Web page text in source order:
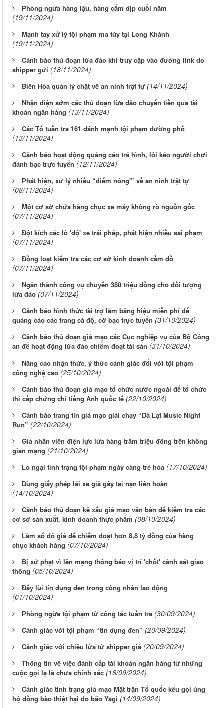
Phòng ngừa hàng lậu, hàng cấm dịp cuối năm
(19/11/2024)
Mạnh tay xử lý tội phạm ma túy tại Long Khánh
(19/11/2024)
Cảnh báo thủ đoạn lừa đảo khi truy cập vào đường link do
shipper gửi (18/11/2024)
Biên Hòa quản lý chặt về an ninh trật tự (14/11/2024)
Nhận diện sớm các thủ đoạn lừa đảo chuyển tiền qua tài
khoản ngân hàng (13/11/2024)
Các Tổ tuần tra 161 đánh mạnh tội phạm đường phố
(13/11/2024)
Cảnh báo hoạt động quảng cáo trá hình, lôi kéo người chơi
đánh bạc trực tuyến (12/11/2024)
Phát hiện, xử lý nhiều “điểm nóng'” về an ninh trật tự
(08/11/2024)
Một cơ sở chứa hàng chục xe máy không rõ nguồn gốc
(07/11/2024)
Đột kích các lò 'độ' xe trái phép, phát hiện nhiều sai phạm
(07/11/2024)
Đồng loạt kiểm tra các cơ sở kinh doanh cầm đồ
(07/11/2024)
Ngăn thành công vụ chuyển 380 triệu đồng cho đối tượng
lừa đảo (07/11/2024)
Cảnh báo hình thức tài trợ làm bảng hiệu miễn phí để
quảng cáo các trang cá độ, cờ bạc trực tuyến (31/10/2024)
Cảnh báo thủ đoạn giả mạo các Cục nghiệp vụ của Bộ Công
an để hoạt động lừa đảo chiếm đoạt tài sản (31/10/2024)
Nâng cao nhận thức, ý thức cảnh giác đối với tội phạm
công nghệ cao (25/10/2024)
Cảnh báo thủ đoạn giả mạo tổ chức nước ngoài để tổ chức
thi cấp chứng chỉ tiếng Anh quốc tế (22/10/2024)
Cảnh báo trang tin giả mạo giải chạy “Đà Lạt Music Night
Run” (22/10/2024)
Giả nhân viên điện lực lừa hàng trăm triệu đồng trên không
gian mạng (21/10/2024)
Lo ngại tình trạng tội phạm ngày càng trẻ hóa (17/10/2024)
Dùng giấy phép lái xe giả gây tai nạn liên hoàn
(14/10/2024)
Cảnh báo thủ đoạn kẻ xấu giả mạo văn bản để kiểm tra các
cơ sở sản xuất, kinh doanh thực phẩm (08/10/2024)
Làm sổ đỏ giả để chiếm đoạt hơn 8,8 tỷ đồng của hàng
chục khách hàng (07/10/2024)
Bị xử phạt vì lên mạng thông báo vị trí 'chốt' cảnh sát giao
thông (05/10/2024)
Đẩy lùi tín dụng đen trong công nhân lao động
(01/10/2024)
Phòng ngừa tội phạm từ công tác tuần tra (30/09/2024)
Cảnh giác với tội phạm “tín dụng đen” (20/09/2024)
Cảnh giác với chiêu lừa từ shipper giả (20/09/2024)
Thông tin về việc đánh cắp tài khoản ngân hàng từ những
cuộc gọi lạ là chưa chính xác (16/09/2024)
Cảnh giác tình trạng giả mạo Mặt trận Tổ quốc kêu gọi ủng
hộ đồng bào thiệt hại do bão Yagi (14/09/2024)